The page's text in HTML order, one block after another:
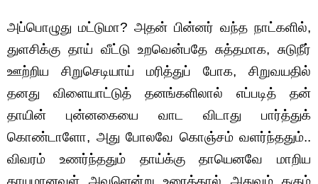
அப்பொழுது மட்டுமா? அதன் பின்னர் வந்த நாட்களில்,
துளசிக்கு தாய் வீட்டு உறவென்பதே சுத்தமாக, சுடுநீர்
ஊற்றிய சிறுசெடியாய் மரித்துப் போக, சிறுவயதில்
தனது விளையாட்டுத் தனங்களிலால் எப்படித் தன்
தாயின் புன்னகையை வாட விடாது பார்த்துக்
கொண்டாளோ, அது போலவே கொஞ்சம் வளர்ந்ததும்..
விவரம் உணர்ந்ததும் தாய்க்கு தாயெனவே மாறிய
தாயுமானவள் அவளென்று உரைத்தால் அதுவும் தகும்